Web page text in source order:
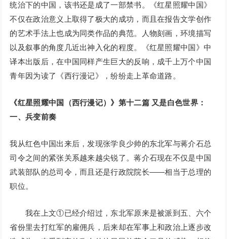
统治下的中国，该书还是成了一部禁书。《红星照耀中国》
不仅在政治意义上取得了极大的成功，而且在报告文学创作
的艺术手法上也成为同类作品的典范。人物刻画，环境描写
以及叙事的角度几近出神入化的程度。《红星照耀中国》中
译本出版后，在中国同样产生巨大的反响，成千上万个中国
青年因为读了《西行漫记》，纷纷走上革命道路。
《红星照耀中国（西行漫记）》第十二篇 又是白色世界：
一、兵变前奏
我从红色中国出来后，发现张学良少帅的东北军与蒋介石总
司令之间的紧张关系越来越尖锐了。蒋介石现在不仅是中国
武装部队的总司令，而且还是行政院院长——相当于总理的
职位。
我在上文①已经介绍过，东北军原来是被派到五、六个
省份里去打红军的雇佣兵，后来却在军事上和政治上逐步改